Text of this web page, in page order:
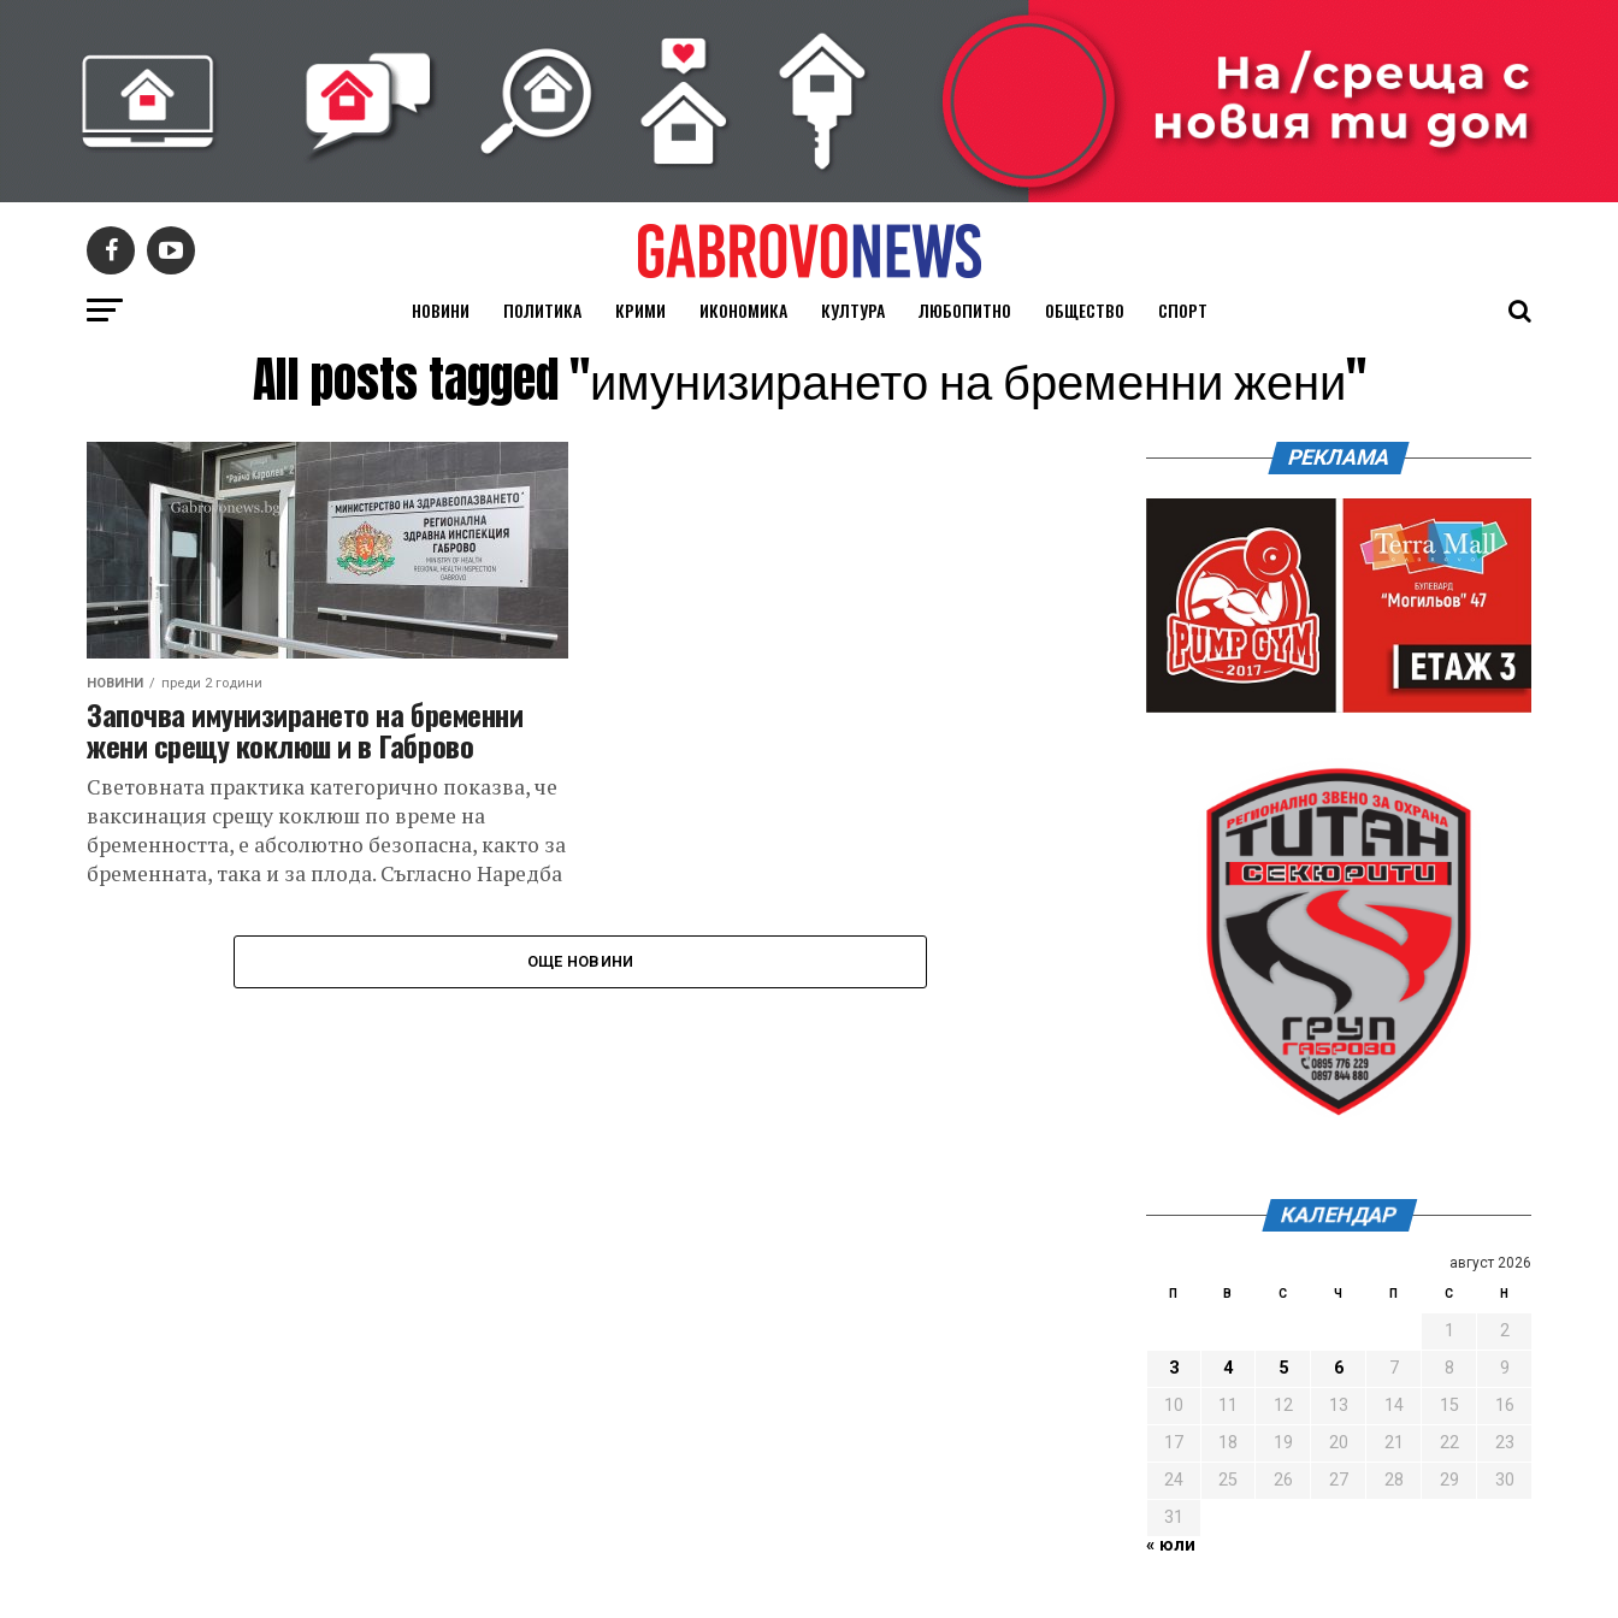
НОВИНИ ПОЛИТИКА КРИМИ ИКОНОМИКА КУЛТУРА ЛЮБОПИТНО ОБЩЕСТВО СПОРТ
All posts tagged "имунизирането на бременни жени"
НОВИНИ преди 2 години
Започва имунизирането на бременни
жени срещу коклюш и в Габрово
Световната практика категорично показва, че
ваксинация срещу коклюш по време на
бременността, е абсолютно безопасна, както за
бременната, така и за плода. Съгласно Наредба
ОЩЕ НОВИНИ
РЕКЛАМА
КАЛЕНДАР
август 2026
П В С Ч П С Н
1
2
3
4 5 6 7 8
9
10
11 12 13 14 15
16
17
18 19 20 21 22
23
24
25 26 27 28 29
30
31
« юли